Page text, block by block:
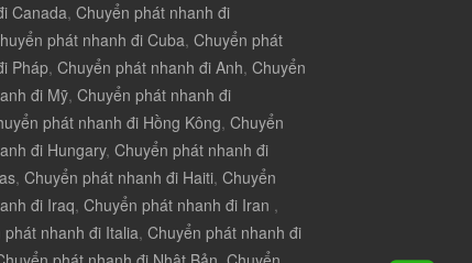
Canada, Chuyển phát nhanh đi
phát nhanh đi Cuba, Chuyển phát
Pháp, Chuyển phát nhanh đi Anh, Chuyển
đi Mỹ, Chuyển phát nhanh đi
phát nhanh đi Hồng Kông, Chuyển
đi Hungary, Chuyển phát nhanh đi
, Chuyển phát nhanh đi Haiti, Chuyển
đi Iraq, Chuyển phát nhanh đi Iran ,
phát nhanh đi Italia, Chuyển phát nhanh đi